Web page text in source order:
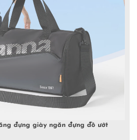
đựng giày ngăn đựng đồ ướt